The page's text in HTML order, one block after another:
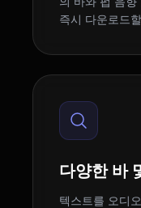
즉시 다운로드
다양한 바
텍스트를 오디